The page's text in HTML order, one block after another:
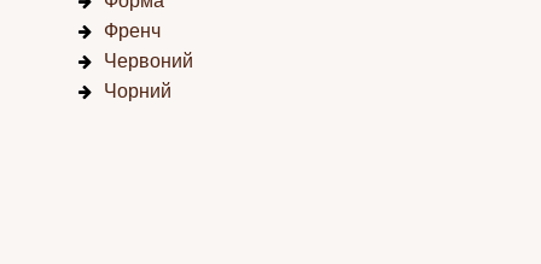
Френч
Червоний
Чорний